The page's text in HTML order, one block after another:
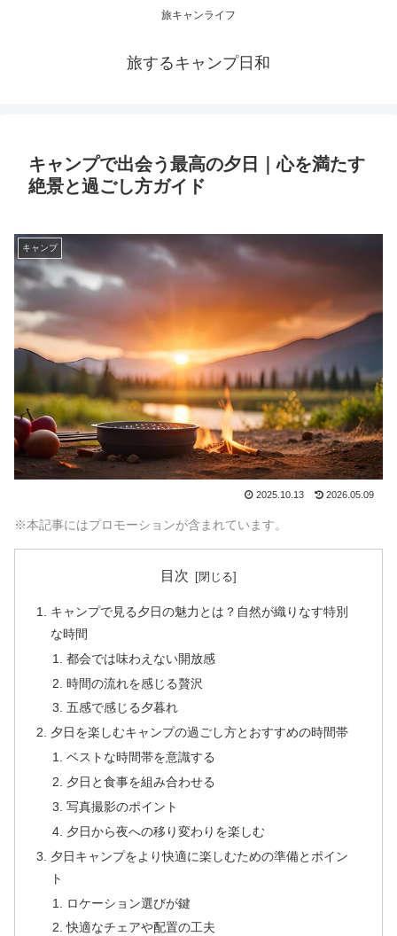
旅キャンライフ
旅するキャンプ日和
キャンプで出会う最高の夕日｜心を満たす
絶景と過ごし方ガイド
キャンプ
2025.10.13 2026.05.09
※本記事にはプロモーションが含まれています。
目次
キャンプで見る夕日の魅力とは？自然が織りなす特別
な時間
都会では味わえない開放感
時間の流れを感じる贅沢
五感で感じる夕暮れ
夕日を楽しむキャンプの過ごし方とおすすめの時間帯
ベストな時間帯を意識する
夕日と食事を組み合わせる
写真撮影のポイント
夕日から夜への移り変わりを楽しむ
夕日キャンプをより快適に楽しむための準備とポイン
ト
ロケーション選びが鍵
快適なチェアや配置の工夫